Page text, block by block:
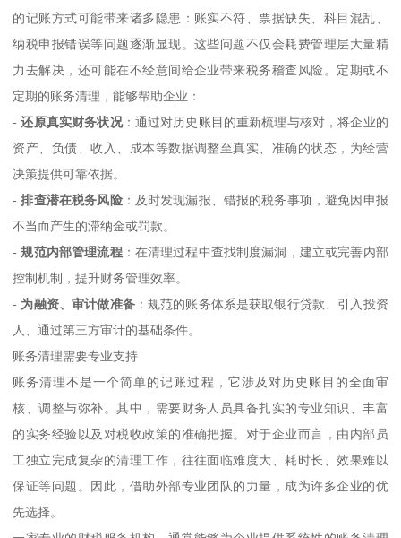
的记账方式可能带来诸多隐患：账实不符、票据缺失、科目混乱、
纳税申报错误等问题逐渐显现。这些问题不仅会耗费管理层大量精
力去解决，还可能在不经意间给企业带来税务稽查风险。定期或不
定期的账务清理，能够帮助企业：
-还原真实财务状况：通过对历史账目的重新梳理与核对，将企业的
资产、负债、收入、成本等数据调整至真实、准确的状态，为经营
决策提供可靠依据。
-排查潜在税务风险：及时发现漏报、错报的税务事项，避免因申报
不当而产生的滞纳金或罚款。
-规范内部管理流程：在清理过程中查找制度漏洞，建立或完善内部
控制机制，提升财务管理效率。
- 为融资、审计做准备：规范的账务体系是获取银行贷款、引入投资
人、通过第三方审计的基础条件。
账务清理需要专业支持
账务清理不是一个简单的记账过程，它涉及对历史账目的全面审
核、调整与弥补。其中，需要财务人员具备扎实的专业知识、丰富
的实务经验以及对税收政策的准确把握。对于企业而言，由内部员
工独立完成复杂的清理工作，往往面临难度大、耗时长、效果难以
保证等问题。因此，借助外部专业团队的力量，成为许多企业的优
先选择。